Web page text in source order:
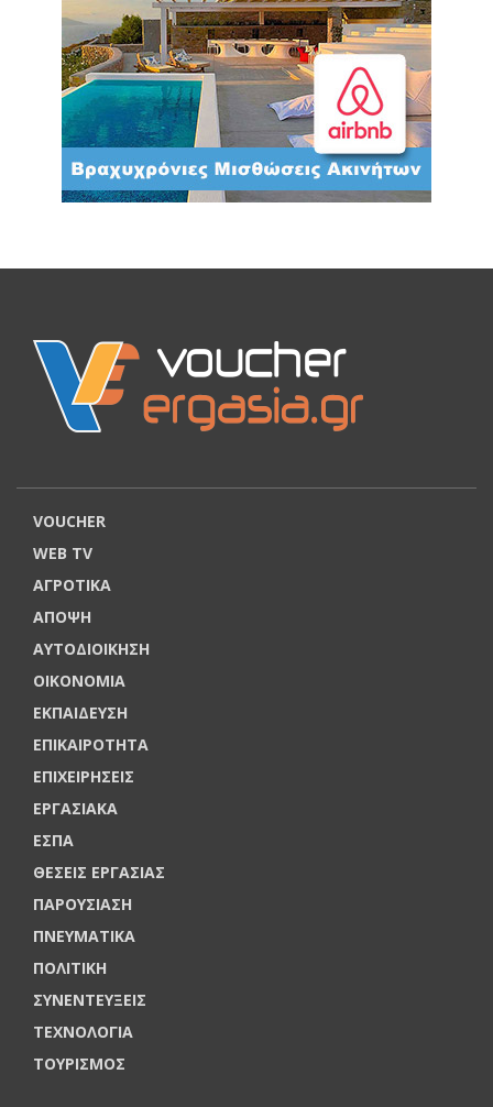
VOUCHER
WEB TV
ΑΓΡΟΤΙΚΑ
ΑΠΟΨΗ
ΑΥΤΟΔΙΟΙΚΗΣΗ
ΟΙΚΟΝΟΜΙΑ
ΕΚΠΑΙΔΕΥΣΗ
ΕΠΙΚΑΙΡΟΤΗΤΑ
ΕΠΙΧΕΙΡΗΣΕΙΣ
ΕΡΓΑΣΙΑΚΑ
ΕΣΠΑ
ΘΕΣΕΙΣ ΕΡΓΑΣΙΑΣ
ΠΑΡΟΥΣΙΑΣΗ
ΠΝΕΥΜΑΤΙΚΑ
ΠΟΛΙΤΙΚΗ
ΣΥΝΕΝΤΕΥΞΕΙΣ
ΤΕΧΝΟΛΟΓΙΑ
ΤΟΥΡΙΣΜΟΣ